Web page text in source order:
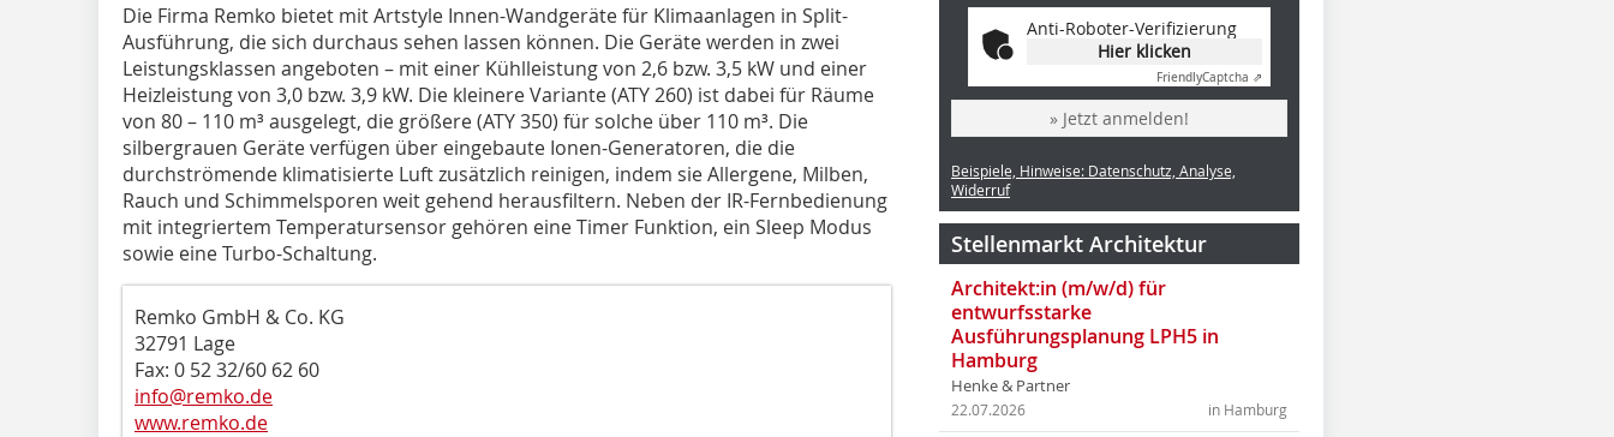
Die Firma Remko bietet mit Artstyle Innen-Wandgeräte für Klimaanlagen in Split-
Ausführung, die sich durchaus sehen lassen können. Die Geräte werden in zwei
Leistungsklassen angeboten – mit einer Kühlleistung von 2,6 bzw. 3,5 kW und einer
Heizleistung von 3,0 bzw. 3,9 kW. Die kleinere Variante (ATY 260) ist dabei für Räume
von 80 – 110 m³ ausgelegt, die größere (ATY 350) für solche über 110 m³. Die
silbergrauen Geräte verfügen über eingebaute Ionen-Generatoren, die die
durchströmende klimatisierte Luft zusätzlich reinigen, indem sie Allergene, Milben,
Rauch und Schimmelsporen weit gehend herausfiltern. Neben der IR-Fernbedienung
mit integriertem Temperatursensor gehören eine Timer Funktion, ein Sleep Modus
sowie eine Turbo-Schaltung.
Remko GmbH & Co. KG
32791 Lage
Fax: 0 52 32/60 62 60
info@remko.de
www.remko.de
Anti-Roboter-Verifizierung
Hier klicken
FriendlyCaptcha ⇗
» Jetzt anmelden!
Beispiele, Hinweise: Datenschutz, Analyse,
Widerruf
Stellenmarkt Architektur
Architekt:in (m/w/d) für
entwurfsstarke
Ausführungsplanung LPH5 in
Hamburg
Henke & Partner
in Hamburg
22.07.2026